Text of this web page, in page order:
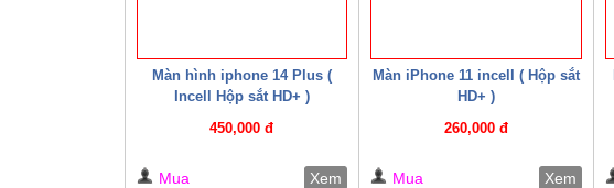
Màn hình iphone 14 Plus (
Incell Hộp sắt HD+ )
450,000 đ
Mua Xem
Màn iPhone 11 incell ( Hộp sắt
HD+ )
260,000 đ
Mua Xem